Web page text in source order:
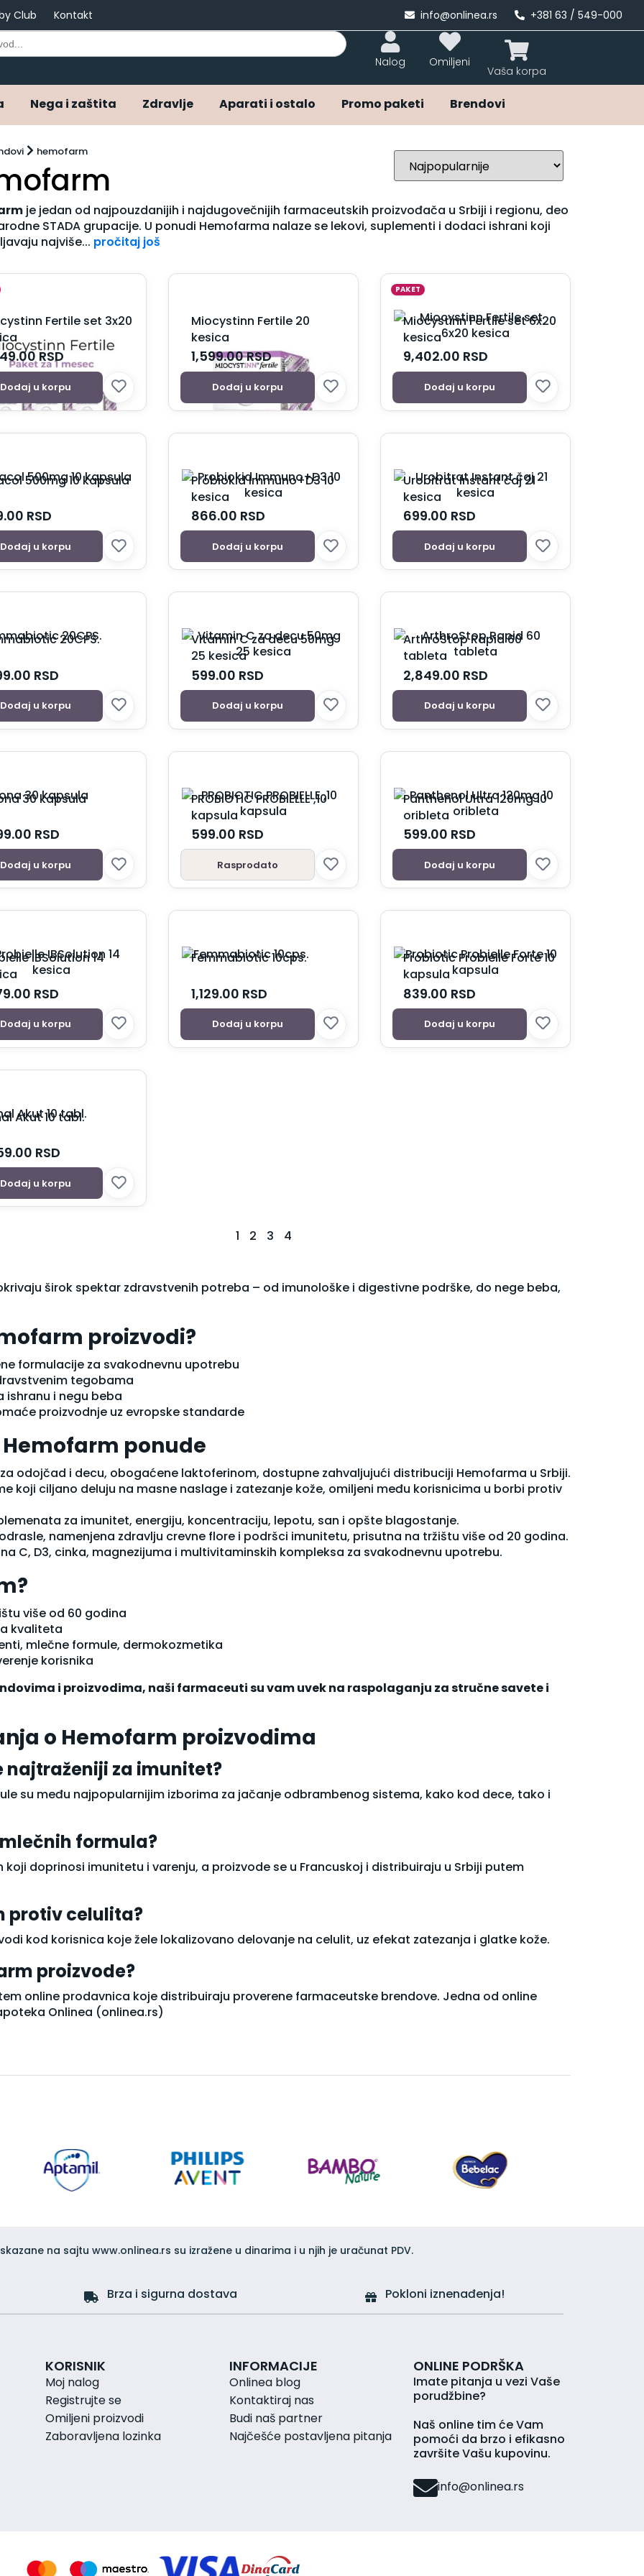
Club Kontakt info@onlinea.rs +381 63 / 549-000
Nalog Omiljeni
Nega i zaštita Zdravlje Aparati i ostalo Promo paketi
Brendovi
hemofarm
je jedan od najpouzdanijih i najdugovečnijih farmaceutskih proizvođača u Srbiji i regionu, deo
STADA grupacije. U ponudi Hemofarma nalaze se lekovi, suplementi i dodaci ishrani koji
najviše... pročitaj još
Fertile set 3x20
RSD
Dodaj u korpu
Miocystinn Fertile 20
kesica
1,599.00RSD
Dodaj u korpu
PAKET
Miocystinn Fertile set 6x20
kesica
9,402.00 RSD
Dodaj u korpu
500mg 10 kapsula
RSD
Dodaj u korpu
Probiokid Immuno+D3 10
kesica
866.00 RSD
Dodaj u korpu
Urobitrat Instant čaj 21
kesica
699.00 RSD
Dodaj u korpu
20CPS.
RSD
Dodaj u korpu
Vitamin C za decu 50mg
25 kesica
599.00 RSD
Dodaj u korpu
ArthroStop Rapid 60
tableta
2,849.00 RSD
Dodaj u korpu
30 kapsula
RSD
Dodaj u korpu
PROBIOTIC PROBIELLE ,10
kapsula
599.00 RSD
Rasprodato
Panthenol Ultra 120mg 10
oribleta
599.00 RSD
Dodaj u korpu
IBSolution 14
RSD
Dodaj u korpu
Femmabiotic 10cps.
1,129.00 RSD
Dodaj u korpu
Probiotic Probielle Forte 10
kapsula
839.00 RSD
Dodaj u korpu
Akut 10 tabl.
RSD
Dodaj u korpu
1 2 3 4
širok spektar zdravstvenih potreba – od imunološke i digestivne podrške, do nege beba,
proizvodi?
formulacije za svakodnevnu upotrebu
tegobama
ishranu i negu beba
proizvodnje uz evropske standarde
ponude
odojčad i decu, obogaćene laktoferinom, dostupne zahvaljujući distribuciji Hemofarma u Srbiji.
koji ciljano deluju na masne naslage i zatezanje kože, omiljeni među korisnicima u borbi protiv
za imunitet, energiju, koncentraciju, lepotu, san i opšte blagostanje.
namenjena zdravlju crevne flore i podršci imunitetu, prisutna na tržištu više od 20 godina.
C, D3, cinka, magnezijuma i multivitaminskih kompleksa za svakodnevnu upotrebu.
više od 60 godina
kvaliteta
mlečne formule, dermokozmetika
korisnika
i proizvodima, naši farmaceuti su vam uvek na raspolaganju za stručne savete i
o Hemofarm proizvodima
najtraženiji za imunitet?
su među najpopularnijim izborima za jačanje odbrambenog sistema, kako kod dece, tako i
formula?
doprinosi imunitetu i varenju, a proizvode se u Francuskoj i distribuiraju u Srbiji putem
protiv celulita?
kod korisnica koje žele lokalizovano delovanje na celulit, uz efekat zatezanja i glatke kože.
proizvode?
online prodavnica koje distribuiraju proverene farmaceutske brendove. Jedna od online
Onlinea (onlinea.rs)
na sajtu www.onlinea.rs su izražene u dinarima i u njih je uračunat PDV.
Brza i sigurna dostava Pokloni iznenađenja!
KORISNIK
Moj nalog
Registrujte se
Omiljeni proizvodi
Zaboravljena lozinka
INFORMACIJE
Onlinea blog
Kontaktiraj nas
Budi naš partner
Najčešće postavljena pitanja
ONLINE PODRŠKA
Imate pitanja u vezi Vaše
porudžbine?
Naš online tim će Vam
pomoći da brzo i efikasno
završite Vašu kupovinu.
info@onlinea.rs